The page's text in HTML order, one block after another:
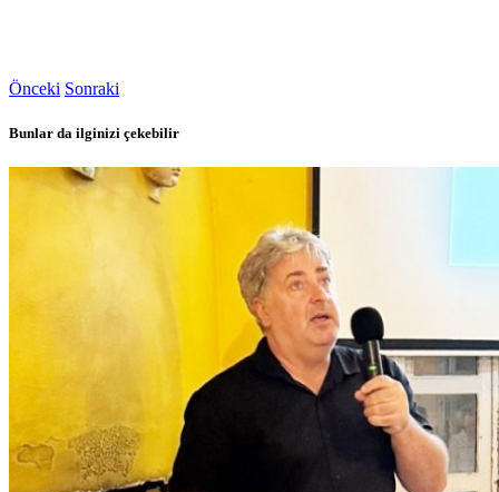
Önceki Sonraki
Bunlar da ilginizi çekebilir